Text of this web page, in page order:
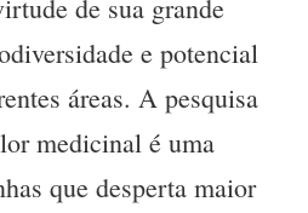
de sua grande
e potencial
áreas. A pesquisa
medicinal é uma
que desperta maior